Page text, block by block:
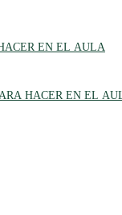
EN EL AULA
HACER EN EL